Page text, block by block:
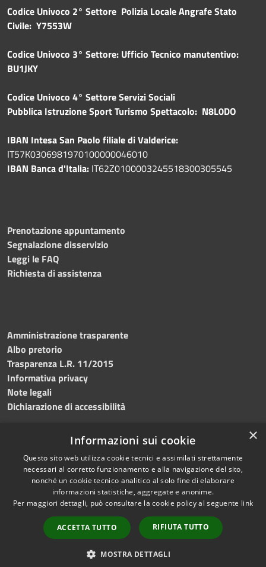
Codice Univoco 2° Settore Polizia Locale Angrafe Stato
Civile: Y7553W
Codice Univoco 3° Settore: Ufficio Tecnico manutentivo:
BU1JKY
Codice Univoco 4° Settore Servizi Sociali
Pubblica Istruzione Sport Turismo Spettacolo: N8L0DO
IBAN Intesa San Paolo filiale di Valderice:
IT57K0306981970100000046010
IBAN Banca d'Italia: IT62Z0100003245518300305545
Prenotazione appuntamento
Segnalazione disservizio
Leggi le FAQ
Richiesta di assistenza
Amministrazione trasparente
Albo pretorio
Trasparenza L.R. 11/2015
Informativa privacy
Note legali
Dichiarazione di accessibilità
RSS
Accessibilità
Cookie
Mappa del sito
Contatti
Copyright © 2026 • Comune di
Custonaci • Powered by
Municipium•Accesso
redazione
×
Informazioni sui cookie
Questo sito web utilizza cookie tecnici e assimilati strettamente
necessari al corretto funzionamento e alla navigazione del sito,
nonché un cookie tecnico analitico al solo fine di elaborare
informazioni statistiche, aggregate e anonime.
Per maggiori dettagli, può consultare la cookie policy al seguente link
ACCETTA TUTTO RIFIUTA TUTTO
MOSTRA DETTAGLI